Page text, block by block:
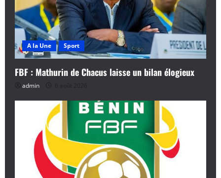
n
d
’
a
r
A la Une Sport
FBF : Mathurin de Chacus laisse un bilan élogieux
admin 6 août 2026